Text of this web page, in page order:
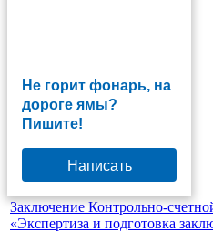
Не горит фонарь, на
дороге ямы?
Пишите!
Написать
Заключение Контрольно-
«Экспертиза и подготовка